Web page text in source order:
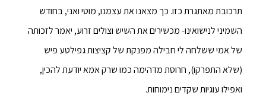
תרכובת מאתגרת כזו. כך מצאנו את עצמנו, מוטי ואני, בחודש
השמיני לנישואינו- מכשירים את השיש וצולים זרוע, יאמר לזכותה
של אמי ששלחה לי חבילה מפנקת של קציצות גפילטע פיש
(שלא התפרקו), חרוסת מדהימה כמו שרק אמא יודעת להכין,
ואפילו עוגיות שקדים נימוחות.